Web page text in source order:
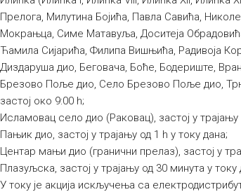
Прелога, Милутина Бојића, Павла Савића,
Мокрањца, Симе Матавуља, Доситеја
Ћамила Сијарића, Филипа Вишњића, Радивоја
Диздаруша дио, Беговача, Боће, Бодериште,
Брезово Поље дио, Село Брезово Поље дио,
застој око 9:00 h;
Исламовац село дио (Раковац), застој у трајању
Пањик дио, застој у трајању од 1 h у току дана;
Центар мањи дио (гранични прелаз), застој у
Плазуљска, застој у трајању од 30 минута у току
У току је акција искључења са